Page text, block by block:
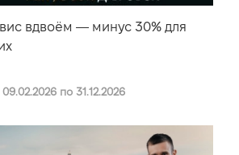
вдвоём — минус 30% для
09.02.2026 по 31.12.2026